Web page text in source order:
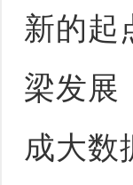
新的起
梁发展
成大数